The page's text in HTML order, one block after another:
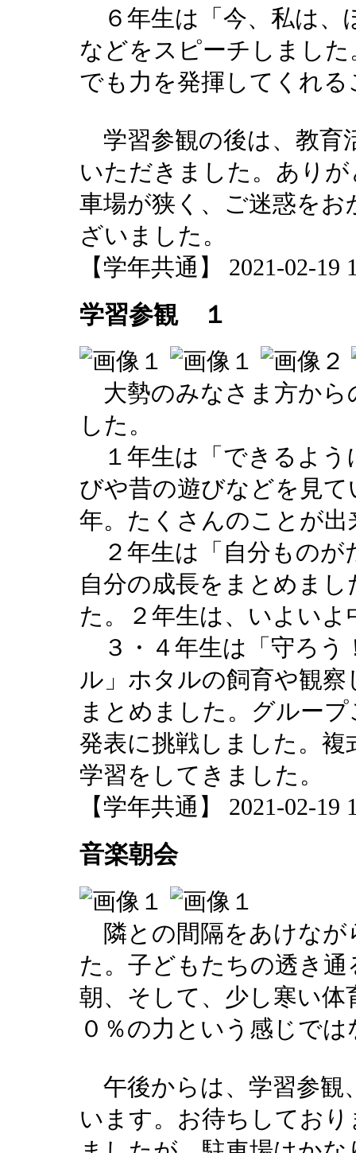
６年生は「今、私は、
などをスピーチしまし
でも力を発揮してくれ
学習参観の後は、教育
いただきました。あり
車場が狭く、ご迷惑を
ざいました。
【学年共通】 2021-02-19
学習参観 １
大勢のみなさま方から
した。
１年生は「できるよ
びや昔の遊びなどを見
年。たくさんのことが
２年生は「自分ものが
自分の成長をまとめま
た。２年生は、いよい
３・４年生は「守ろう
ル」ホタルの飼育や観
まとめました。グルー
発表に挑戦しました。
学習をしてきました。
【学年共通】 2021-02-19
音楽朝会
隣との間隔をあけなが
た。子どもたちの透き
朝、そして、少し寒い
０％の力という感じで
午後からは、学習参観
います。お待ちしてお